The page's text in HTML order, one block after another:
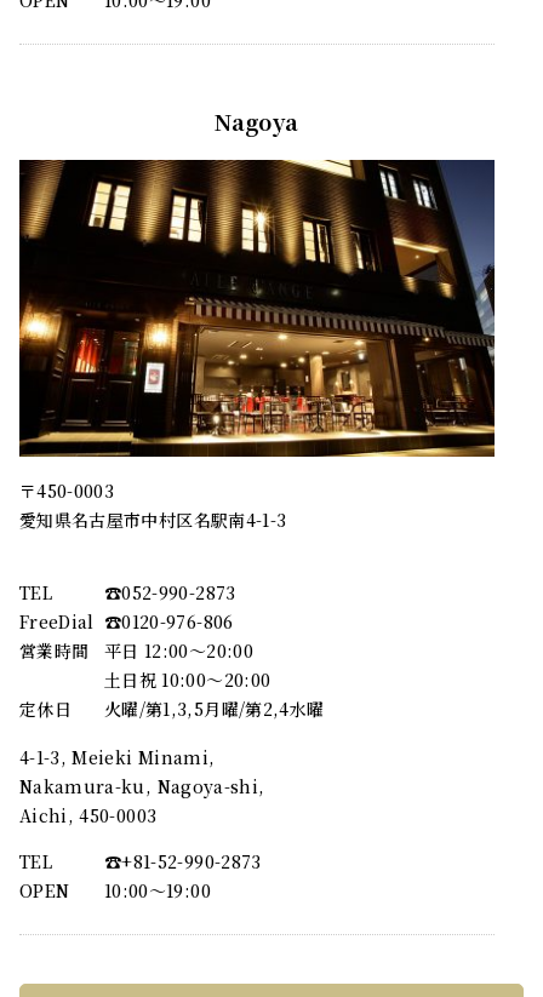
Nagoya
〒450-0003
愛知県名古屋市中村区名駅南4-1-3
TEL
☎︎052-990-2873
FreeDial ☎︎0120-976-806
営業時間
平日 12:00～20:00
土日祝 10:00～20:00
定休日
火曜/第1,3,5月曜/第2,4水曜
4-1-3, Meieki Minami,
Nakamura-ku, Nagoya-shi,
Aichi, 450-0003
TEL
☎︎+81-52-990-2873
OPEN
10:00〜19:00